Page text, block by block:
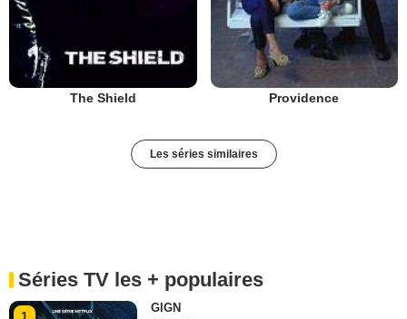
The Shield Providence
Les séries similaires
Séries TV les + populaires
GIGN